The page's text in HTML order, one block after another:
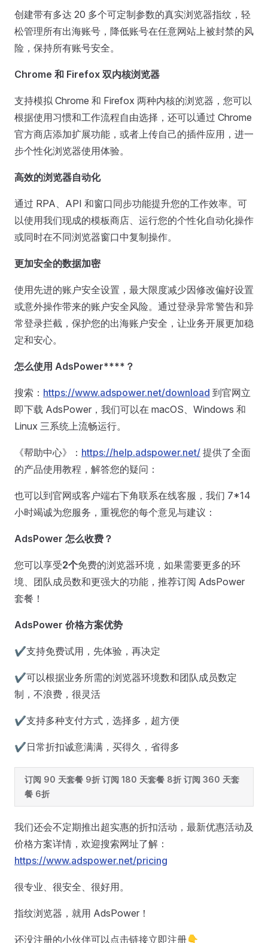
创建带有多达 20 多个可定制参数的真实浏览器指纹，轻
松管理所有出海账号，降低账号在任意网站上被封禁的风
险，保持所有账号安全。
Chrome 和 Firefox 双内核浏览器
支持模拟 Chrome 和 Firefox 两种内核的浏览器，您可以
根据使用习惯和工作流程自由选择，还可以通过 Chrome
官方商店添加扩展功能，或者上传自己的插件应用，进一
步个性化浏览器使用体验。
高效的浏览器自动化
通过 RPA、API 和窗口同步功能提升您的工作效率。可
以使用我们现成的模板商店、运行您的个性化自动化操作
或同时在不同浏览器窗口中复制操作。
更加安全的数据加密
使用先进的账户安全设置，最大限度减少因修改偏好设置
或意外操作带来的账户安全风险。通过登录异常警告和异
常登录拦截，保护您的出海账户安全，让业务开展更加稳
定和安心。
怎么使用 AdsPower****？
搜索： https://www.adspower.net/download 到官网立
即下载 AdsPower，我们可以在 macOS、Windows 和
Linux 三系统上流畅运行。
《帮助中心》： https://help.adspower.net/ 提供了全面
的产品使用教程，解答您的疑问：
也可以到官网或客户端右下角联系在线客服，我们 7*14
小时竭诚为您服务，重视您的每个意见与建议：
AdsPower 怎么收费？
您可以享受2个免费的浏览器环境，如果需要更多的环
境、团队成员数和更强大的功能，推荐订阅 AdsPower
套餐！
AdsPower 价格方案优势
✔支持免费试用，先体验，再决定
✔可以根据业务所需的浏览器环境数和团队成员数定
制，不浪费，很灵活
✔支持多种支付方式，选择多，超方便
✔日常折扣诚意满满，买得久，省得多
订阅 90 天套餐 9折 订阅 180 天套餐 8折 订阅 360 天套
餐 6折
我们还会不定期推出超实惠的折扣活动，最新优惠活动及
价格方案详情，欢迎搜索网址了解：
https://www.adspower.net/pricing
很专业、很安全、很好用。
指纹浏览器，就用 AdsPower！
还没注册的小伙伴可以点击链接立即注册👇